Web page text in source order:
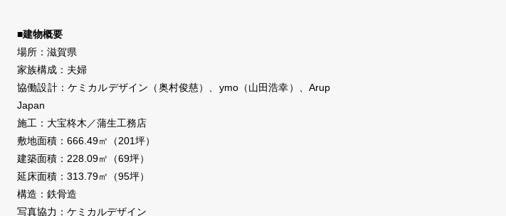
■建物概要
場所：滋賀県
家族構成：夫婦
協働設計：ケミカルデザイン（奥村俊慈）、ymo（山田浩幸）、Arup
Japan
施工：大宝柊木／蒲生工務店
敷地面積：666.49㎡（201坪）
建築面積：228.09㎡（69坪）
延床面積：313.79㎡（95坪）
構造：鉄骨造
写真協力：ケミカルデザイン